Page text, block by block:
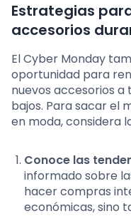
Estrategias
accesorios
El Cyber Monday
oportunidad para
nuevos accesorios
bajos. Para sacar el
en moda, considera
Conoce las
informado sobre
hacer compras
económicas, sino